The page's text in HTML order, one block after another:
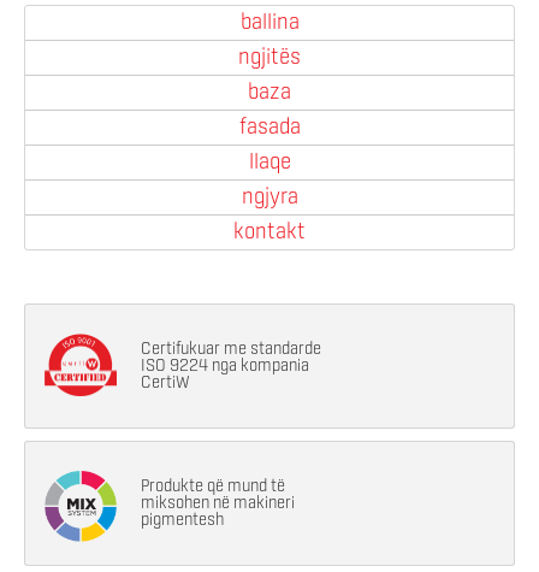
ballina
ngjitës
baza
fasada
llaqe
ngjyra
kontakt
Certifukuar me standarde
ISO 9224 nga kompania
CertiW
Produkte që mund të
miksohen në makineri
pigmentesh